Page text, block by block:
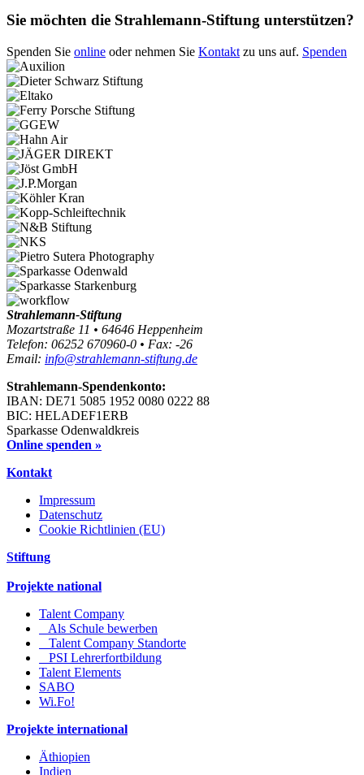
Sie möchten die Strahlemann-Stiftung unterstützen?
Spenden Sie online oder nehmen Sie Kontakt zu uns auf. Spenden
Strahlemann-Stiftung
Mozartstraße 11 • 64646 Heppenheim
Telefon: 06252 670960-0 • Fax: -26
Email: info@strahlemann-stiftung.de
Strahlemann-Spendenkonto:
IBAN: DE71 5085 1952 0080 0222 88
BIC: HELADEF1ERB
Sparkasse Odenwaldkreis
Online spenden »
Kontakt
Impressum
Datenschutz
Cookie Richtlinien (EU)
Stiftung
Projekte national
Talent Company
Als Schule bewerben
Talent Company Standorte
PSI Lehrerfortbildung
Talent Elements
SABO
Wi.Fo!
Projekte international
Äthiopien
Indien